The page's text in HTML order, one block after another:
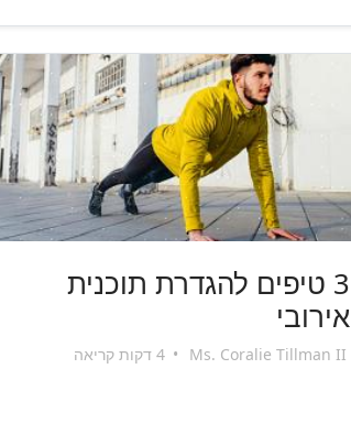
3 טיפים להגדרת תוכנית
אירובי
Ms. Coralie Tillman II
•